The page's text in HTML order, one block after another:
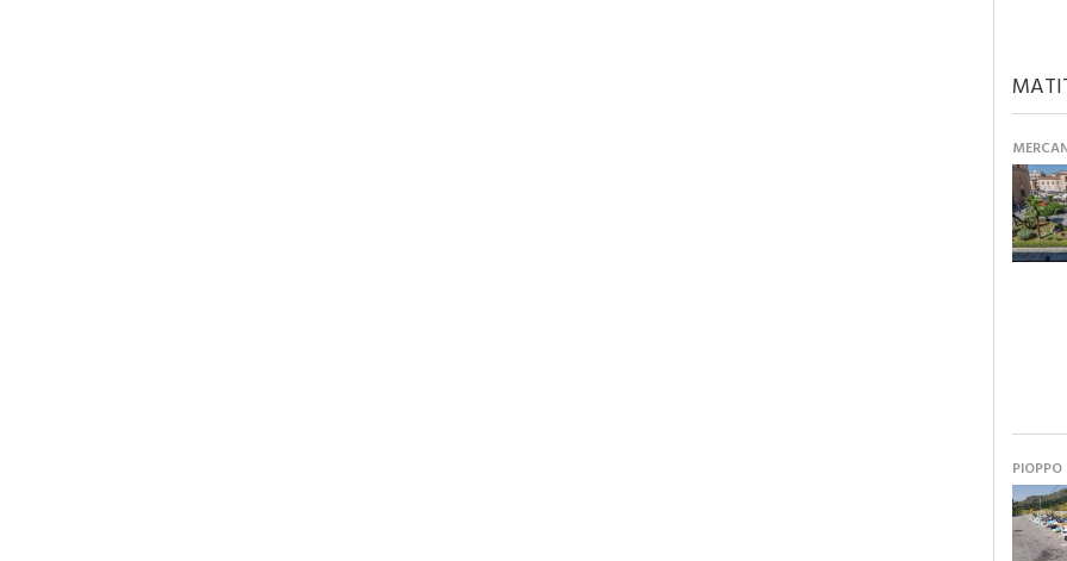
PIOPPO